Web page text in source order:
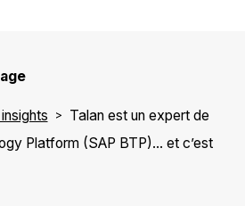
Talan est un expert de
Platform (SAP BTP)… et c’est